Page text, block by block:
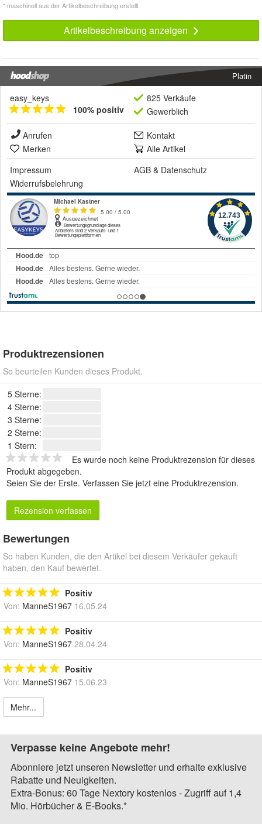
* maschinell aus der Artikelbeschreibung erstellt
Artikelbeschreibung anzeigen
Platin
easy_keys
100% positiv
825 Verkäufe
Gewerblich
Anrufen
Kontakt
Merken
Alle Artikel
Impressum
AGB & Datenschutz
Widerrufsbelehrung
Produktrezensionen
So beurteilen Kunden dieses Produkt.
5 Sterne:
4 Sterne:
3 Sterne:
2 Sterne:
1 Stern:
Es wurde noch keine Produktrezension für dieses
Produkt abgegeben.
Seien Sie der Erste. Verfassen Sie jetzt eine Produktrezension.
Rezension verfassen
Bewertungen
So haben Kunden, die den Artikel bei diesem Verkäufer gekauft
haben, den Kauf bewertet.
Positiv
Von: ManneS1967 16.05.24
Positiv
Von: ManneS1967 28.04.24
Positiv
Von: ManneS1967 15.06.23
Mehr...
Verpasse keine Angebote mehr!
Abonniere jetzt unseren Newsletter und erhalte exklusive
Rabatte und Neuigkeiten.
Extra-Bonus: 60 Tage Nextory kostenlos - Zugriff auf 1,4
Mio. Hörbücher & E-Books.*